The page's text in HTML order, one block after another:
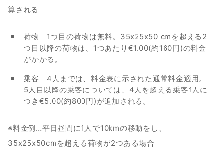
算される
荷物｜1つ目の荷物は無料。35x25x50 cmを超える2
つ目以降の荷物は、1つあたり€1.00(約160円)の料金
がかかる。
乗客｜4人までは、料金表に示された通常料金適用。
5人目以降の乗客については、4人を超える乗客1人に
つき€5.00(約800円)が追加される。
※料金例…平日昼間に1人で10kmの移動をし、
35x25x50cmを超える荷物が2つある場合